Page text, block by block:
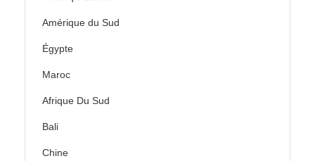
Amérique du Sud
Égypte
Maroc
Afrique Du Sud
Bali
Chine